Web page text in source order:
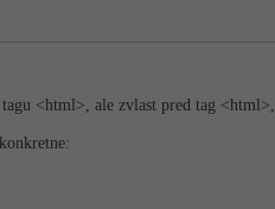
<html>, ale zvlast pred tag <html>,